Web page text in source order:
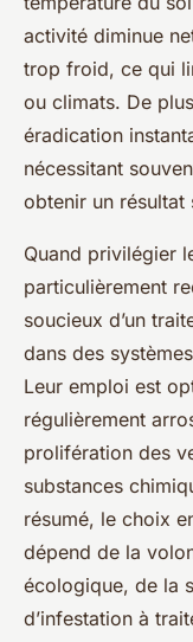
activité diminue
trop froid, ce qui
ou climats. De
éradication
nécessitant
obtenir un résultat
Quand privilégier
particulièrement
soucieux d’un
dans des
Leur emploi est
régulièrement
prolifération des
substances
résumé, le choix
dépend de la
écologique, de la
d’infestation à